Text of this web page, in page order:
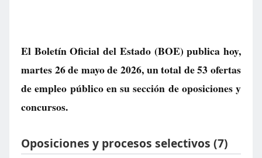
El Boletín Oficial del Estado (BOE) publica hoy,
martes 26 de mayo de 2026, un total de53 ofertas
de empleo públicoen su sección de oposiciones y
concursos.
Oposiciones y procesos selectivos (7)